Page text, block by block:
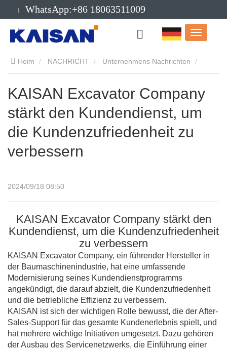
WhatsApp:+86 18063511009
Email:info@kaisanmachinery.com
Heim NACHRICHT Unternehmens Nachrichten
Kundenzufriedenheit zu verbessern
KAISAN Excavator Company
stärkt den Kundendienst, um
die Kundenzufriedenheit zu
verbessern
2024/09/18 08:50
KAISAN Excavator Company stärkt den
Kundendienst, um die Kundenzufriedenheit
zu verbessern
KAISAN Excavator Company, ein führender Hersteller in
der Baumaschinenindustrie, hat eine umfassende
Modernisierung seines Kundendienstprogramms
angekündigt, die darauf abzielt, die Kundenzufriedenheit
und die betriebliche Effizienz zu verbessern.
KAISAN ist sich der wichtigen Rolle bewusst, die der After-
Sales-Support für das gesamte Kundenerlebnis spielt, und
hat mehrere wichtige Initiativen umgesetzt. Dazu gehören
der Ausbau des Servicenetzwerks, die Einführung einer